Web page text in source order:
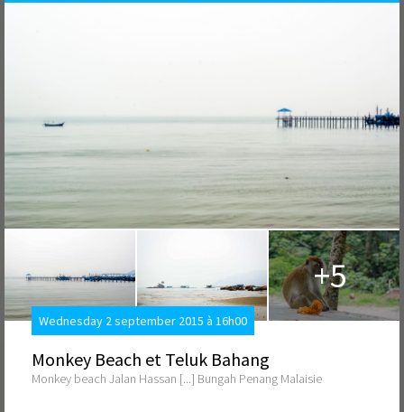
+5
Wednesday 2 september 2015 à 16h00
Monkey Beach et Teluk Bahang
Monkey beach Jalan Hassan [...] Bungah Penang Malaisie